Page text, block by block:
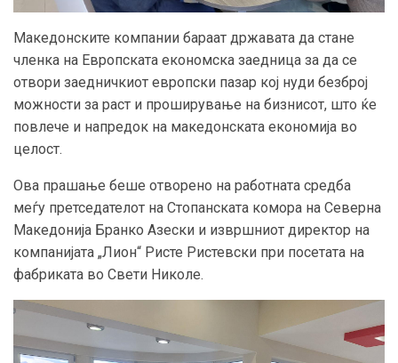
Македонските компании бараат државата да стане
членка на Европската економска заедница за да се
отвори заедничкиот европски пазар кој нуди безброј
можности за раст и проширување на бизнисот, што ќе
повлече и напредок на македонската економија во
целост.
Ова прашање беше отворено на работната средба
меѓу претседателот на Стопанската комора на Северна
Македонија Бранко Азески и извршниот директор на
компанијата „Лион“ Ристе Ристевски при посетата на
фабриката во Свети Николе.